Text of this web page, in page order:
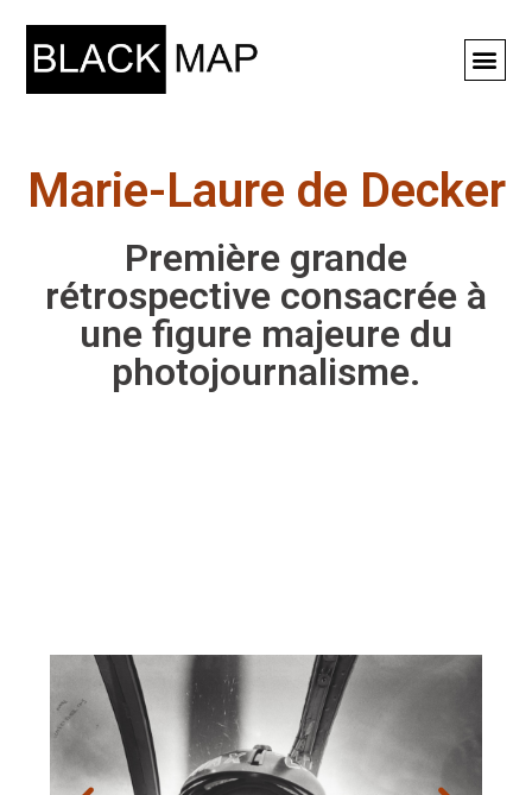
Marie-Laure de Decker
Première grande
rétrospective consacrée à
une figure majeure du
photojournalisme.